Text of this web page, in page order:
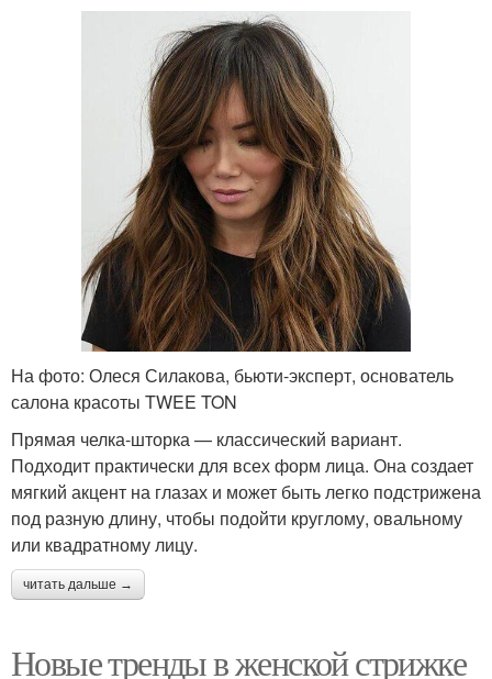
На фото: Олеся Силакова, бьюти-эксперт, основатель
салона красоты TWEE TON
Прямая челка-шторка — классический вариант.
Подходит практически для всех форм лица. Она создает
мягкий акцент на глазах и может быть легко подстрижена
под разную длину, чтобы подойти круглому, овальному
или квадратному лицу.
читать дальше →
Новые тренды в женской стрижке